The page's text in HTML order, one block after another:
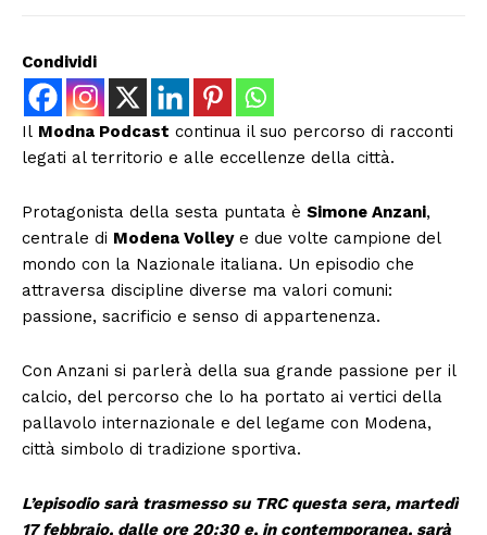
Condividi
Il Modna Podcast continua il suo percorso di racconti
legati al territorio e alle eccellenze della città.
Protagonista della sesta puntata è Simone Anzani,
centrale di Modena Volleye due volte campione del
mondo con la Nazionale italiana. Un episodio che
attraversa discipline diverse ma valori comuni:
passione, sacrificio e senso di appartenenza.
Con Anzani si parlerà della sua grande passione per il
calcio, del percorso che lo ha portato ai vertici della
pallavolo internazionale e del legame con Modena,
città simbolo di tradizione sportiva.
L’episodio sarà trasmesso su TRC questa sera, martedì
17 febbraio, dalle ore 20:30 e, in contemporanea, sarà